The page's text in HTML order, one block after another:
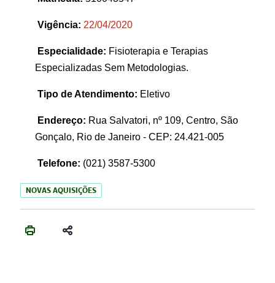
Vigência: 22/04/2020
Especialidade: Fisioterapia e Terapias
Especializadas Sem Metodologias.
Tipo de Atendimento: Eletivo
Endereço: Rua Salvatori, nº 109, Centro, São
Gonçalo, Rio de Janeiro - CEP: 24.421-005
Telefone: (021) 3587-5300
NOVAS AQUISIÇÕES